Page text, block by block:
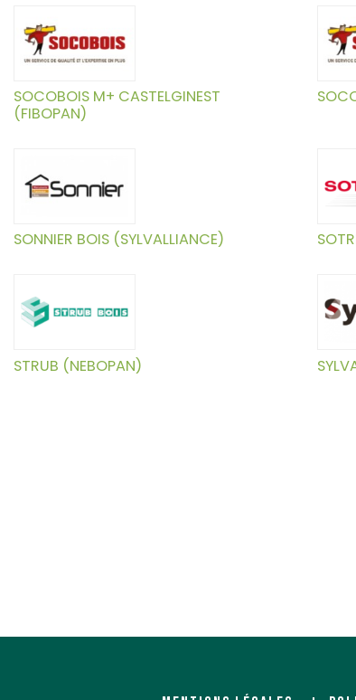
SOCOBOIS M+ CASTELGINEST
(FIBOPAN)
SONNIER BOIS (SYLVALLIANCE)
STRUB (NEBOPAN)